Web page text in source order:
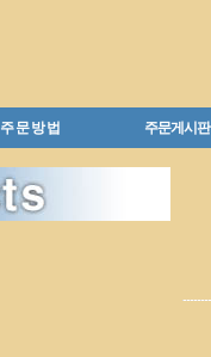
주 문 방 법 주문게시판